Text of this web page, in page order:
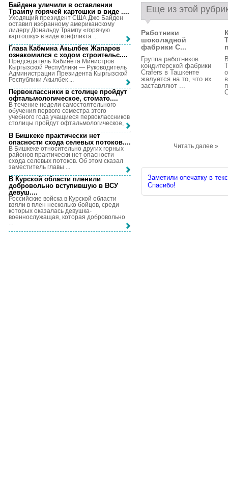
Еще из этой
Работники
шоколадной
фабрики C...
Группа работников
кондитерской фабрики
Crafers в Ташкенте
жалуется на то, что их
заставляют ...
Читать далее »
Заметили опечатку в
Спасибо!
Байдена уличили в оставлении
Трампу горячей картошки в виде ....
Уходящий президент США Джо Байден
оставил избранному американскому
лидеру Дональду Трампу «горячую
картошку» в виде конфликта ...
Глава Кабмина Акылбек Жапаров
ознакомился с ходом строительс....
Председатель Кабинета Министров
Кыргызской Республики — Руководитель
Администрации Президента Кыргызской
Республики Акылбек ...
Первоклассники в столице пройдут
офтальмологическое, стомато....
В течение недели самостоятельного
обучения первого семестра этого
учебного года учащиеся первоклассников
столицы пройдут офтальмологическое, ...
В Бишкеке практически нет
опасности схода селевых потоков....
В Бишкеке относительно других горных
районов практически нет опасности
схода селевых потоков. Об этом сказал
заместитель главы ...
В Курской области пленили
добровольно вступившую в ВСУ
девуш....
Российские войска в Курской области
взяли в плен несколько бойцов, среди
которых оказалась девушка-
военнослужащая, которая добровольно
...